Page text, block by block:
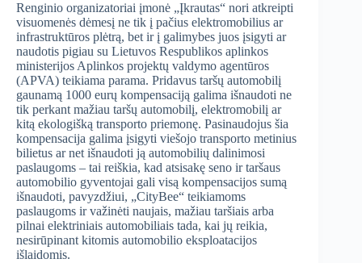
Renginio organizatoriai įmonė „Įkrautas“ nori atkreipti
visuomenės dėmesį ne tik į pačius elektromobilius ar
infrastruktūros plėtrą, bet ir į galimybes juos įsigyti ar
naudotis pigiau su Lietuvos Respublikos aplinkos
ministerijos Aplinkos projektų valdymo agentūros
(APVA) teikiama parama. Pridavus taršų automobilį
gaunamą 1000 eurų kompensaciją galima išnaudoti ne
tik perkant mažiau taršų automobilį, elektromobilį ar
kitą ekologišką transporto priemonę. Pasinaudojus šia
kompensacija galima įsigyti viešojo transporto metinius
bilietus ar net išnaudoti ją automobilių dalinimosi
paslaugoms – tai reiškia, kad atsisakę seno ir taršaus
automobilio gyventojai gali visą kompensacijos sumą
išnaudoti, pavyzdžiui, „CityBee“ teikiamoms
paslaugoms ir važinėti naujais, mažiau taršiais arba
pilnai elektriniais automobiliais tada, kai jų reikia,
nesirūpinant kitomis automobilio eksploatacijos
išlaidomis.